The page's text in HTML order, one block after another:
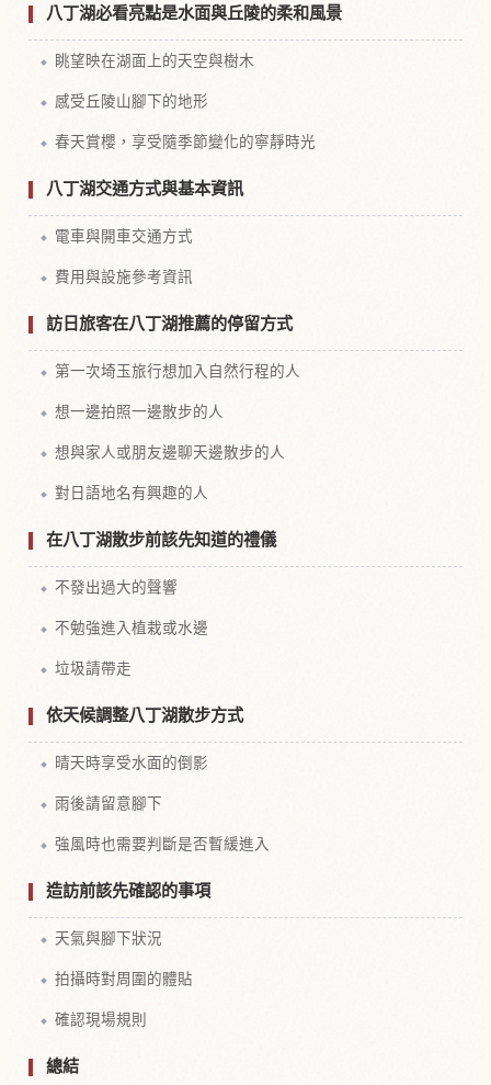
八丁湖必看亮點是水面與丘陵的柔和風景
眺望映在湖面上的天空與樹木
感受丘陵山腳下的地形
春天賞櫻，享受隨季節變化的寧靜時光
八丁湖交通方式與基本資訊
電車與開車交通方式
費用與設施參考資訊
訪日旅客在八丁湖推薦的停留方式
第一次埼玉旅行想加入自然行程的人
想一邊拍照一邊散步的人
想與家人或朋友邊聊天邊散步的人
對日語地名有興趣的人
在八丁湖散步前該先知道的禮儀
不發出過大的聲響
不勉強進入植栽或水邊
垃圾請帶走
依天候調整八丁湖散步方式
晴天時享受水面的倒影
雨後請留意腳下
強風時也需要判斷是否暫緩進入
造訪前該先確認的事項
天氣與腳下狀況
拍攝時對周圍的體貼
確認現場規則
總結